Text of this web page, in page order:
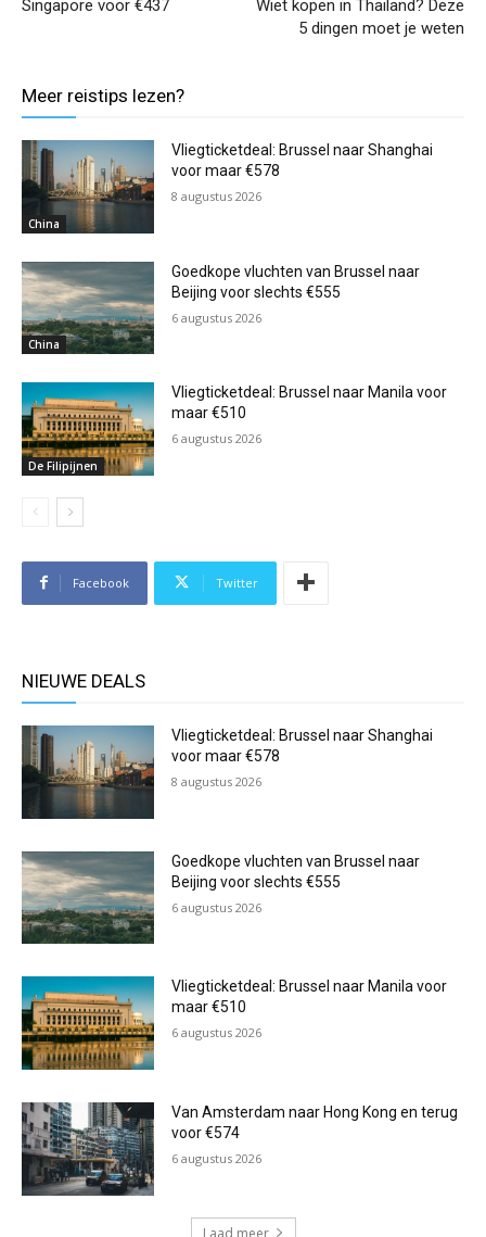
Singapore voor €437
Wiet kopen in Thailand? Deze
5 dingen moet je weten
Meer reistips lezen?
China
Vliegticketdeal: Brussel naar Shanghai
voor maar €578
8 augustus 2026
China
Goedkope vluchten van Brussel naar
Beijing voor slechts €555
6 augustus 2026
De Filipijnen
Vliegticketdeal: Brussel naar Manila voor
maar €510
6 augustus 2026
Facebook Twitter
NIEUWE DEALS
Vliegticketdeal: Brussel naar Shanghai
voor maar €578
8 augustus 2026
Goedkope vluchten van Brussel naar
Beijing voor slechts €555
6 augustus 2026
Vliegticketdeal: Brussel naar Manila voor
maar €510
6 augustus 2026
Van Amsterdam naar Hong Kong en terug
voor €574
6 augustus 2026
Laad meer